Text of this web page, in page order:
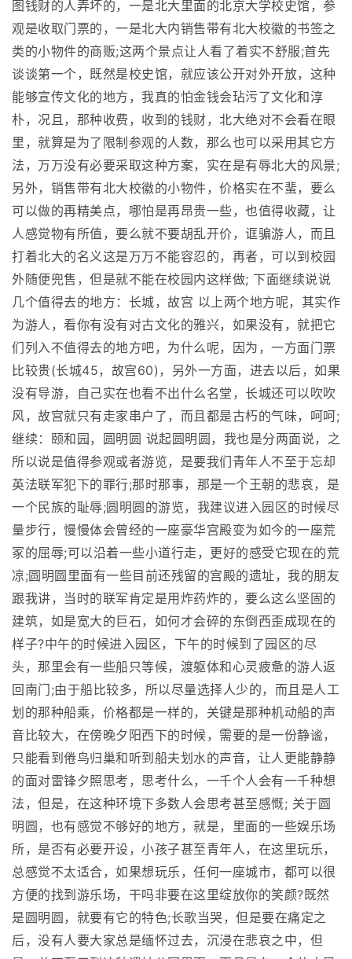
图钱财的人弄坏的，一是北大里面的北京大学校史馆，参
观是收取门票的，一是北大内销售带有北大校徽的书签之
类的小物件的商贩;这两个景点让人看了着实不舒服;首先
谈谈第一个，既然是校史馆，就应该公开对外开放，这种
能够宣传文化的地方，我真的怕金钱会玷污了文化和淳
朴，况且，那种收费，收到的钱财，北大绝对不会看在眼
里，就算是为了限制参观的人数，那么也可以采用其它方
法，万万没有必要采取这种方案，实在是有辱北大的风景;
另外，销售带有北大校徽的小物件，价格实在不蜚，要么
可以做的再精美点，哪怕是再昂贵一些，也值得收藏，让
人感觉物有所值，要么就不要胡乱开价，诓骗游人，而且
打着北大的名义这是万万不能容忍的，再者，可以到校园
外随便兜售，但是就不能在校园内这样做; 下面继续说说
几个值得去的地方：长城，故宫 以上两个地方呢，其实作
为游人，看你有没有对古文化的雅兴，如果没有，就把它
们列入不值得去的地方吧，为什么呢，因为，一方面门票
比较贵(长城45，故宫60)，另外一方面，进去以后，如果
没有导游，自己实在也看不出什么名堂，长城还可以吹吹
风，故宫就只有走家串户了，而且都是古朽的气味，呵呵;
继续：颐和园，圆明圆 说起圆明圆，我也是分两面说，之
所以说是值得参观或者游览，是要我们青年人不至于忘却
英法联军犯下的罪行;那时那事，那是一个王朝的悲哀，是
一个民族的耻辱;圆明圆的游览，我建议进入园区的时候尽
量步行，慢慢体会曾经的一座豪华宫殿变为如今的一座荒
冢的屈辱;可以沿着一些小道行走，更好的感受它现在的荒
凉;圆明圆里面有一些目前还残留的宫殿的遗址，我的朋友
跟我讲，当时的联军肯定是用炸药炸的，要么这么坚固的
建筑，如是宽大的巨石，如何才会碎的东倒西歪成现在的
样子?中午的时候进入园区，下午的时候到了园区的尽
头，那里会有一些船只等候，渡躯体和心灵疲惫的游人返
回南门;由于船比较多，所以尽量选择人少的，而且是人工
划的那种船乘，价格都是一样的，关键是那种机动船的声
音比较大，在傍晚夕阳西下的时候，需要的是一份静谧，
只能看到倦鸟归巢和听到船夫划水的声音，让人更能静静
的面对雷锋夕照思考，思考什么，一千个人会有一千种想
法，但是，在这种环境下多数人会思考甚至感慨; 关于圆
明圆，也有感觉不够好的地方，就是，里面的一些娱乐场
所，是否有必要开设，小孩子甚至青年人，在这里玩乐，
总感觉不太适合，如果想玩乐，任何一座城市，都可以很
方便的找到游乐场，干吗非要在这里绽放你的笑颜?既然
是圆明圆，就要有它的特色;长歌当哭，但是要在痛定之
后，没有人要大家总是缅怀过去，沉浸在悲哀之中，但